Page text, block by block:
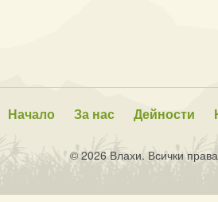
Начало За нас Дейности
© 2026 Влахи. Всички